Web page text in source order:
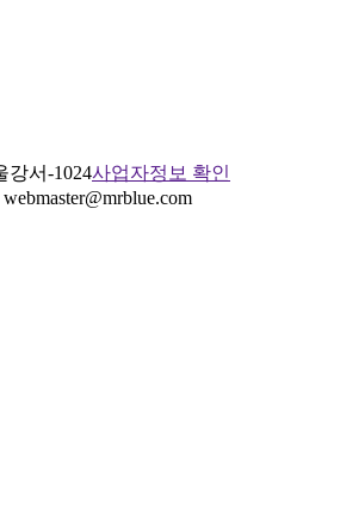
강서-1024사업자정보 확인